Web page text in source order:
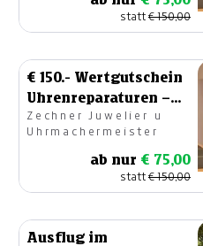
statt€ 150,00
€ 150.- Wertgutschein
Uhrenreparaturen –
Juwelier Zechner
Zechner Juwelier u
Uhrmachermeister
ab nur € 75,00
statt€ 150,00
Ausflug im